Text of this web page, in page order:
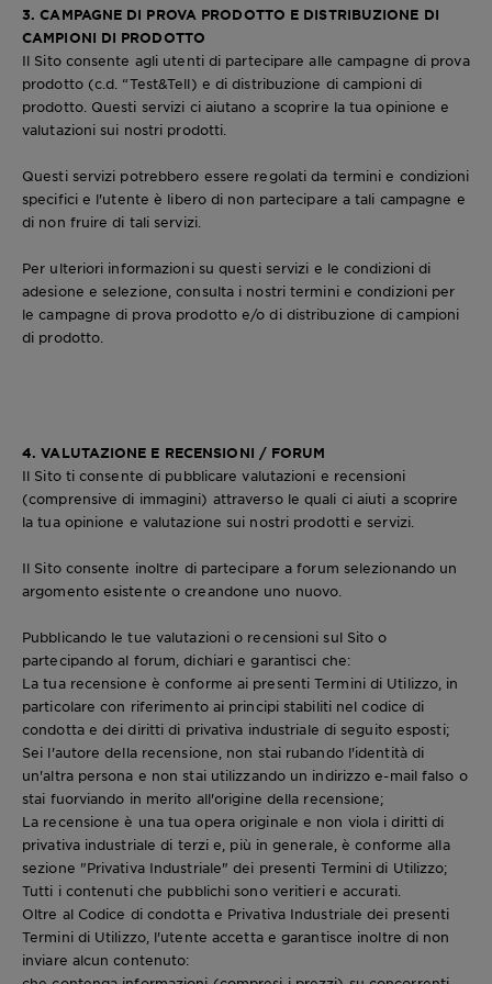
3. CAMPAGNE DI PROVA PRODOTTO E DISTRIBUZIONE DI
CAMPIONI DI PRODOTTO
Il Sito consente agli utenti di partecipare alle campagne di prova
prodotto (c.d. “Test&Tell) e di distribuzione di campioni di
prodotto. Questi servizi ci aiutano a scoprire la tua opinione e
valutazioni sui nostri prodotti.
Questi servizi potrebbero essere regolati da termini e condizioni
specifici e l'utente è libero di non partecipare a tali campagne e
di non fruire di tali servizi.
Per ulteriori informazioni su questi servizi e le condizioni di
adesione e selezione, consulta i nostri termini e condizioni per
le campagne di prova prodotto e/o di distribuzione di campioni
di prodotto.
4. VALUTAZIONE E RECENSIONI / FORUM
Il Sito ti consente di pubblicare valutazioni e recensioni
(comprensive di immagini) attraverso le quali ci aiuti a scoprire
la tua opinione e valutazione sui nostri prodotti e servizi.
Il Sito consente inoltre di partecipare a forum selezionando un
argomento esistente o creandone uno nuovo.
Pubblicando le tue valutazioni o recensioni sul Sito o
partecipando al forum, dichiari e garantisci che:
La tua recensione è conforme ai presenti Termini di Utilizzo, in
particolare con riferimento ai principi stabiliti nel codice di
condotta e dei diritti di privativa industriale di seguito esposti;
Sei l'autore della recensione, non stai rubando l'identità di
un'altra persona e non stai utilizzando un indirizzo e-mail falso o
stai fuorviando in merito all'origine della recensione;
La recensione è una tua opera originale e non viola i diritti di
privativa industriale di terzi e, più in generale, è conforme alla
sezione "Privativa Industriale" dei presenti Termini di Utilizzo;
Tutti i contenuti che pubblichi sono veritieri e accurati.
Oltre al Codice di condotta e Privativa Industriale dei presenti
Termini di Utilizzo, l'utente accetta e garantisce inoltre di non
inviare alcun contenuto: